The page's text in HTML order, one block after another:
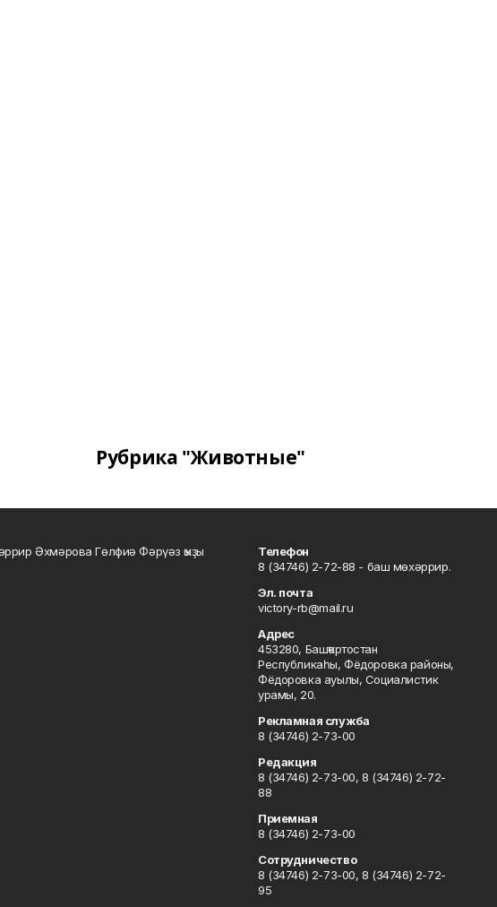
Рубрика "Животные"
Әхмәрова Гөлфиә Фәрүәз ҡыҙы
Телефон
8 (34746) 2-72-88 - баш мөхәррир.
Эл. почта
victory-rb@mail.ru
Адрес
453280, Башҡортостан
Республикаһы, Фёдоровка районы,
Фёдоровка ауылы, Социалистик
урамы, 20.
Рекламная служба
8 (34746) 2-73-00
Редакция
8 (34746) 2-73-00, 8 (34746) 2-72-
88
Приемная
8 (34746) 2-73-00
Сотрудничество
8 (34746) 2-73-00, 8 (34746) 2-72-
95